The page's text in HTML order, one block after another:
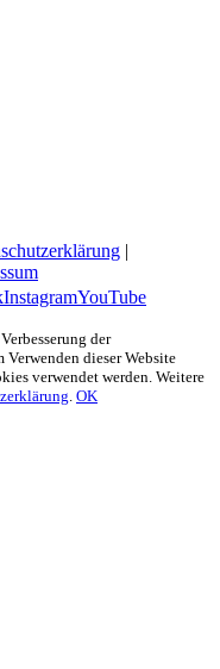
|
InstagramYouTube
der
dieser Website
verwendet werden. Weitere
. OK